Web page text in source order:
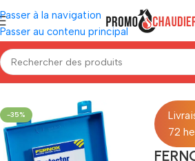
Passer à la navigation
Passer au contenu principal
Accueil/Matériel d'installation/Produit
-35%
72